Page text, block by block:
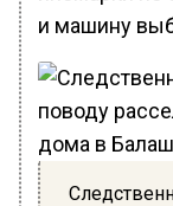
и машину